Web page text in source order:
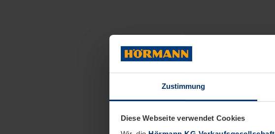
Zustimmung
Diese Webseite verwendet Cookies